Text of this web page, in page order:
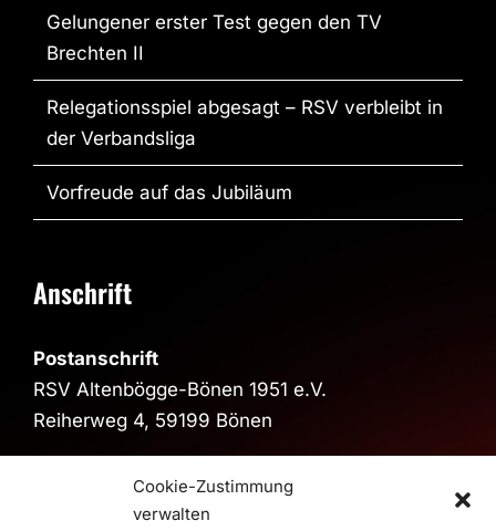
Cookie-Zustimmung
verwalten
Gelungener erster Test gegen den TV
Brechten II
Relegationsspiel abgesagt – RSV verbleibt in
der Verbandsliga
Vorfreude auf das Jubiläum
Anschrift
Postanschrift
RSV Altenbögge-Bönen 1951 e.V.
Reiherweg 4, 59199 Bönen